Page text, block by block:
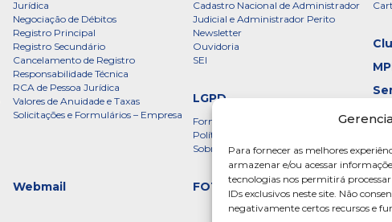
Para fornecer as melhores
armazenar e/ou acessar
tecnologias nos permitirá
IDs exclusivos neste site. Não
negativamente certos recursos e
Jurídica
Negociação de Débitos
Registro Principal
Registro Secundário
Cancelamento de Registro
Responsabilidade Técnica
RCA de Pessoa Jurídica
Valores de Anuidade e Taxas
Solicitações e Formulários – Empresa
Cadastro Nacional de Administrador
Judicial e Administrador Perito
Newsletter
Ouvidoria
SEI
LGPD
Formulário
Política de Privacidade – CRADF
Sobre a LGPD
FOTOS
Webmail